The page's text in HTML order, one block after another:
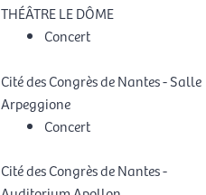
THÉÂTRE LE DÔME
Concert
Cité des Congrès de Nantes - Salle
Arpeggione
Concert
Cité des Congrès de Nantes -